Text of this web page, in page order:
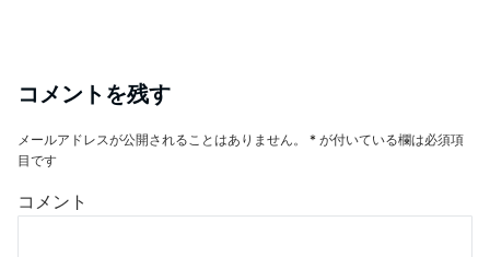
コメントを残す
メールアドレスが公開されることはありません。 * が付いている欄は必須項
目です
コメント